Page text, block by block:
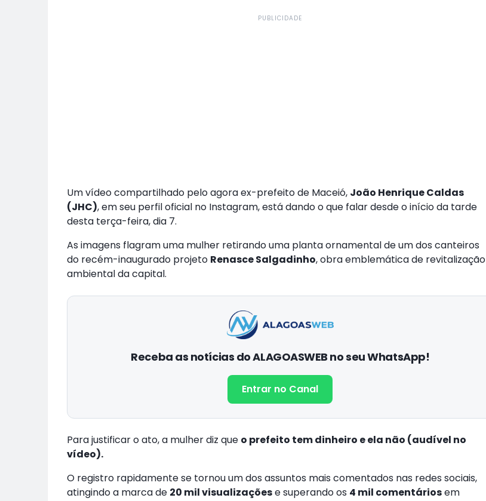
PUBLICIDADE
Um vídeo compartilhado pelo agora ex-prefeito de Maceió, João Henrique Caldas
(JHC), em seu perfil oficial no Instagram, está dando o que falar desde o início da tarde
desta terça-feira, dia 7.
As imagens flagram uma mulher retirando uma planta ornamental de um dos canteiros
do recém-inaugurado projeto Renasce Salgadinho, obra emblemática de revitalização
ambiental da capital.
Receba as notícias do ALAGOASWEB no seu WhatsApp!
Entrar no Canal
Para justificar o ato, a mulher diz que o prefeito tem dinheiro e ela não (audível no
vídeo).
O registro rapidamente se tornou um dos assuntos mais comentados nas redes sociais,
atingindo a marca de 20 mil visualizaçõese superando os 4 mil comentáriosem